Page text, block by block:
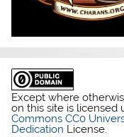
Except where
on this site is licensed
Commons CC0
Dedication License.